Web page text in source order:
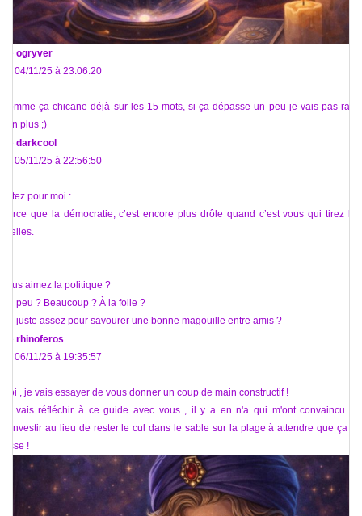
ogryver
Le 04/11/25 à 23:06:20
Comme ça chicane déjà sur les 15 mots, si ça dépasse un peu je vais pas raler
non plus ;)
darkcool
Le 05/11/25 à 22:56:50
Votez pour moi :
Parce que la démocratie, c’est encore plus drôle quand c’est vous qui tirez les
ficelles.
Vous aimez la politique ?
Un peu ? Beaucoup ? À la folie ?
Ou juste assez pour savourer une bonne magouille entre amis ?
rhinoferos
Le 06/11/25 à 19:35:57
Moi , je vais essayer de vous donner un coup de main constructif !
Je vais réfléchir à ce guide avec vous , il y a en n'a qui m'ont convaincu de
m'investir au lieu de rester le cul dans le sable sur la plage à attendre que ça se
fasse !